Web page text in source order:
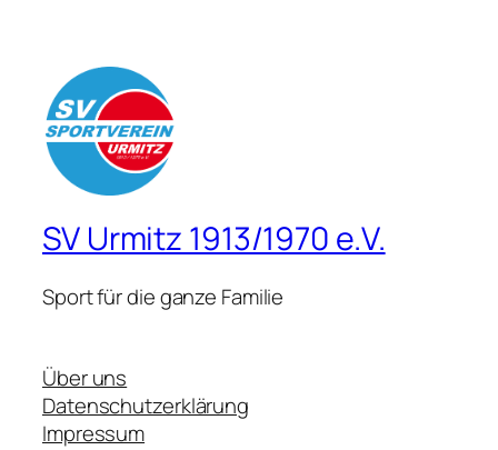
SV Urmitz 1913/1970 e.V.
Sport für die ganze Familie
Über uns
Datenschutzerklärung
Impressum